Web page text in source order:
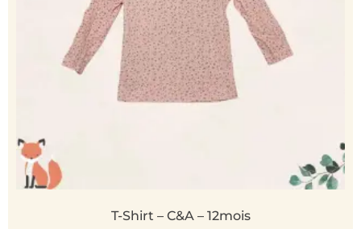
T-Shirt – C&A – 12mois